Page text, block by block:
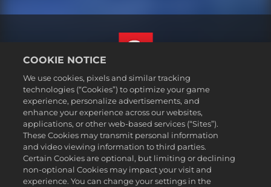
Juridisk information
Integritetspolicy
Cookiepolicy
Support
Sälj eller dela inte mina personuppgifter
Order Lookup & Refunds
Svenska
COOKIE NOTICE
We use cookies, pixels and similar tracking
technologies (“Cookies”) to optimize your game
experience, personalize advertisements, and
enhance your experience across our websites,
applications, or other web-based services (“Sites”).
These Cookies may transmit personal information
and video viewing information to third parties.
Certain Cookies are optional, but limiting or declining
non-optional Cookies may impact your visit and
experience. You can change your settings in the